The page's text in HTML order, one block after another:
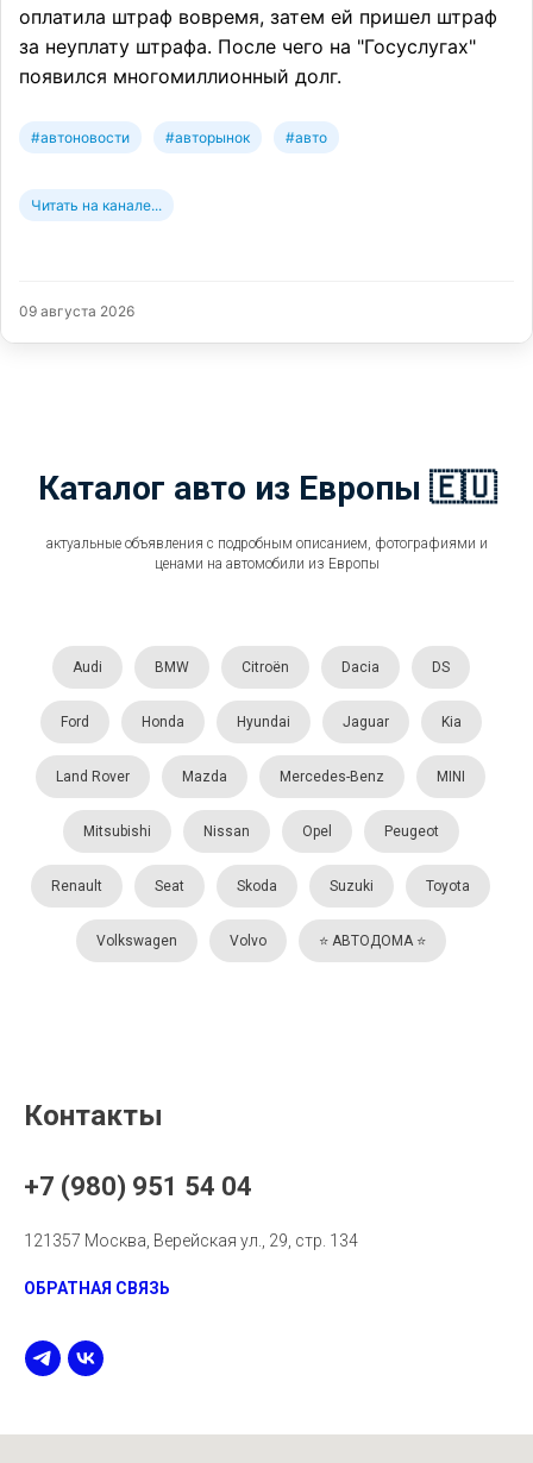
оплатила штраф вовремя, затем ей пришел штраф
за неуплату штрафа. После чего на "Госуслугах"
появился многомиллионный долг.
#автоновости #авторынок #авто
Читать на канале...
09 августа 2026
Каталог авто из Европы 🇪🇺
актуальные объявления с подробным описанием, фотографиями и
ценами на автомобили из Европы
Audi BMW Citroën Dacia DS
Ford Honda Hyundai Jaguar Kia
Land Rover Mazda Mercedes-Benz MINI
Mitsubishi Nissan Opel Peugeot
Renault Seat Skoda Suzuki Toyota
Volkswagen Volvo ⭐️ АВТОДОМА ⭐️
Контакты
+7 (980) 951 54 04
121357 Москва, Верейская ул., 29, стр. 134
ОБРАТНАЯ СВЯЗЬ